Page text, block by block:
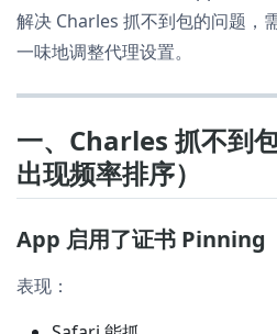
解决 Charles 抓不到包的问题，
一味地调整代理设置。
一、Charles 抓不到
出现频率排序）
App 启用了证书 Pinning
表现：